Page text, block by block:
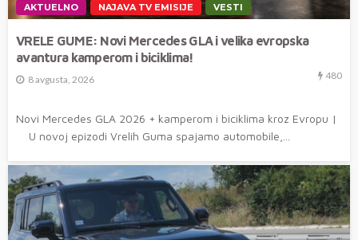
AKTUELNO NAJAVA TV EMISIJE VESTI
VRELE GUME: Novi Mercedes GLA i velika evropska
avantura kamperom i biciklima!
8 avgusta, 2026 480
Novi Mercedes GLA 2026 + kamperom i biciklima kroz Evropu |
U novoj epizodi Vrelih Guma spajamo automobile,...